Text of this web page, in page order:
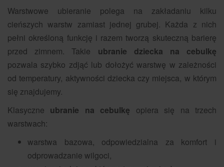
Warstwowe ubieranie polega na zakładaniu kilku
cieńszych warstw zamiast jednej grubej. Każda z nich
pełni określoną funkcję i razem tworzą skuteczną barierę
przed zimnem. Takie ubranie dziecka na cebulkę
pozwala szybko zdjąć lub dołożyć warstwę w zależności
od temperatury, aktywności dziecka czy miejsca, w którym
się znajdujemy.
Klasyczne ubranie na cebulkę opiera się na trzech
warstwach:
warstwa bazowa, odpowiedzialna za komfort i
odprowadzanie wilgoci,